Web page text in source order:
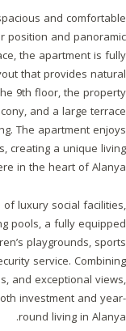
and comfortable
position and panoramic
the apartment is fully
that provides natural
9th floor, the property
and a large terrace
The apartment enjoys
creating a unique living
in the heart of Alanya.
luxury social facilities,
pools, a fully equipped
playgrounds, sports
service. Combining
and exceptional views,
investment and year-
round living in Alanya.